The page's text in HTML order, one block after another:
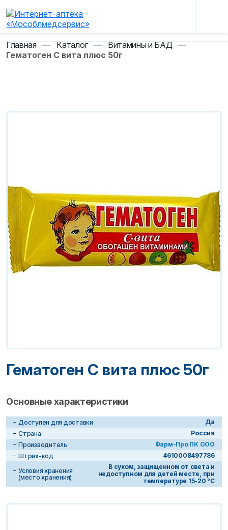
Главная — Каталог — Витамины и БАД —
Гематоген С вита плюс 50г
Гематоген С вита плюс 50г
Основные характеристики
Доступен для доставки
Да
Страна
Россия
Производитель
Фарм-Про ПК ООО
Штрих-код
4610008497786
Условия хранения
(место хранения)
В сухом, защищенном от света и
недоступном для детей месте, при
температуре 15-20 °C